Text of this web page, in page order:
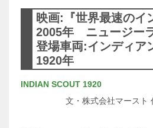
映画:『世界最速の
2005年 ニュージー
登場車両:インディア
1920年
INDIAN SCOUT 1920
文・株式会社マース